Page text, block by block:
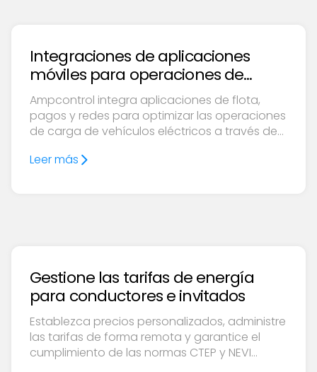
Integraciones de aplicaciones
móviles para operaciones de
carga de vehículos eléctricos
Ampcontrol integra aplicaciones de flota,
pagos y redes para optimizar las operaciones
de carga de vehículos eléctricos a través de
Leer más
Gestione las tarifas de energía
para conductores e invitados
Establezca precios personalizados, administre
las tarifas de forma remota y garantice el
cumplimiento de las normas CTEP y NEVI